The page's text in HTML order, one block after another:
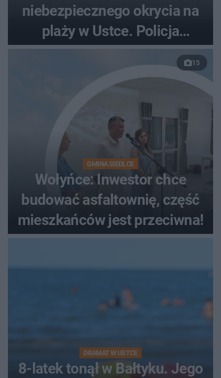
niebezpiecznego okrycia na
plaży w Ustce. Policja
musiała zamknąć odcinek
wybrzeża
15
GMINA SIEDLCE
Wołyńce: Inwestor chce
budować asfaltownię, część
mieszkańców jest przeciwna!
DRAMAT W USTCE
8-latek tonął w Bałtyku. Jego